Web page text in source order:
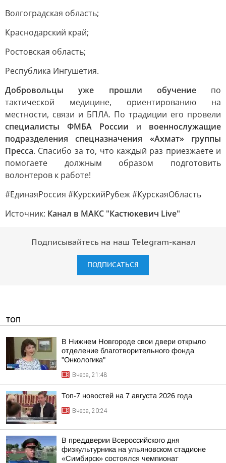
Волгоградская область;
Краснодарский край;
Ростовская область;
Республика Ингушетия.
Добровольцы уже прошли обучениепо
тактической медицине, ориентированию на
местности, связи и БПЛА. По традиции его провели
специалисты ФМБА России и военнослужащие
подразделения спецназначения «Ахмат» группы
Пресса. Спасибо за то, что каждый раз приезжаете и
помогаете должным образом подготовить
волонтеров к работе!
#ЕдинаяРоссия #КурскийРубеж #КурскаяОбласть
Источник: Канал в МАКС "Кастюкевич Live"
Подписывайтесь на наш Telegram-канал
ПОДПИСАТЬСЯ
ТОП
В Нижнем Новгороде свои двери открыло
отделение благотворительного фонда
"Онкологика"
Вчера, 21:48
Топ-7 новостей на 7 августа 2026 года
Вчера, 20:24
В преддверии Всероссийского дня
физкультурника на ульяновском стадионе
«Симбирск» состоялся чемпионат